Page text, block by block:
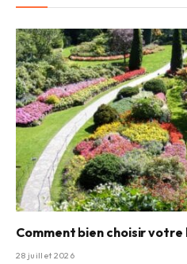
Comment bien choisir votre
28 juillet 2026